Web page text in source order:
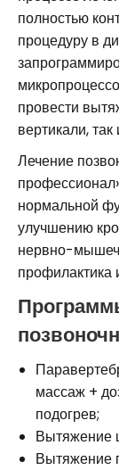
полностью
процедуру в
провести
вертикали,
Лечение
нормальной
улучшению
нервно-
профилактика
массаж +
подогрев;
Вытяжение
Вытяжение